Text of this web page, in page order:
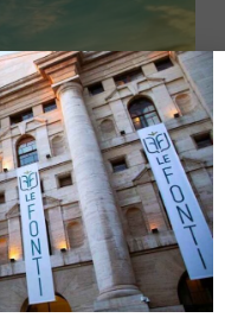
bene. E in ottica